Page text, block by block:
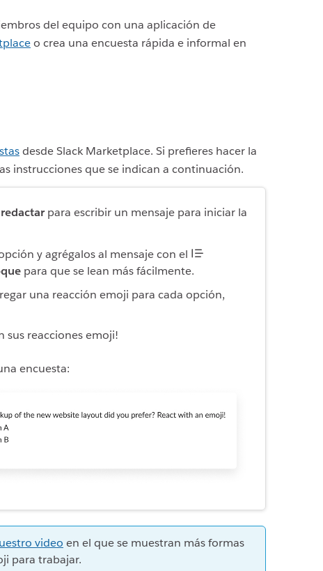
del equipo con una aplicación de
o crea una encuesta rápida e informal en
desde Slack Marketplace. Si prefieres hacer la
instrucciones que se indican a continuación.
para escribir un mensaje para iniciar la
y agrégalos al mensaje con el
para que se lean más fácilmente.
una reacción emoji para cada opción,
sus reacciones emoji!
encuesta:
video en el que se muestran más formas
para trabajar.